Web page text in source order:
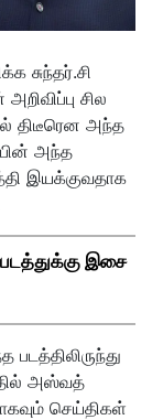
சுந்தர்.சி
சில
திடீரென அந்த
அந்த
இயக்குவதாக
இசை
அஸ்வத்
செய்திகள்